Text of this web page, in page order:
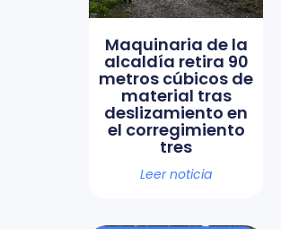
Maquinaria de la
alcaldía retira 90
metros cúbicos de
material tras
deslizamiento en
el corregimiento
tres
Leer noticia